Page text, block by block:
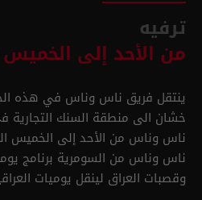
ترفيه
من الأحد إلى الخميس
ينتقل فريق ناس وناس في هذه
خشان الى منطقة السنك التجارية
ناس وناس من الأحد إلى الخميس الساعة
ناس وناس من السومرية برنامج
وقصبات العراق لينقل يوميات